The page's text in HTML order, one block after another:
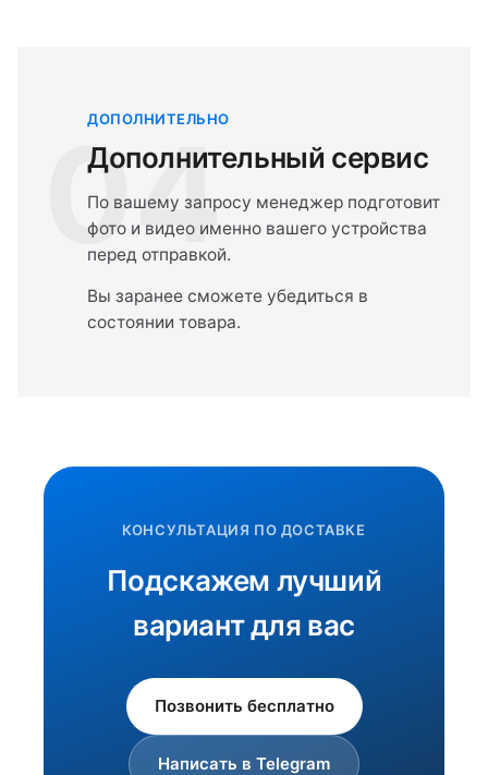
04
ДОПОЛНИТЕЛЬНО
Дополнительный сервис
По вашему запросу менеджер подготовит
фото и видео именно вашего устройства
перед отправкой.
Вы заранее сможете убедиться в
состоянии товара.
КОНСУЛЬТАЦИЯ ПО ДОСТАВКЕ
Подскажем лучший
вариант для вас
Позвонить бесплатно
Написать в Telegram